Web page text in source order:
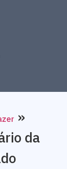
»
da